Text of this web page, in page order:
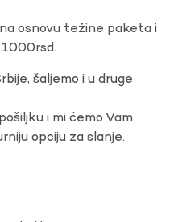
osnovu težine paketa i
šaljemo i u druge
i mi ćemo Vam
opciju za slanje.